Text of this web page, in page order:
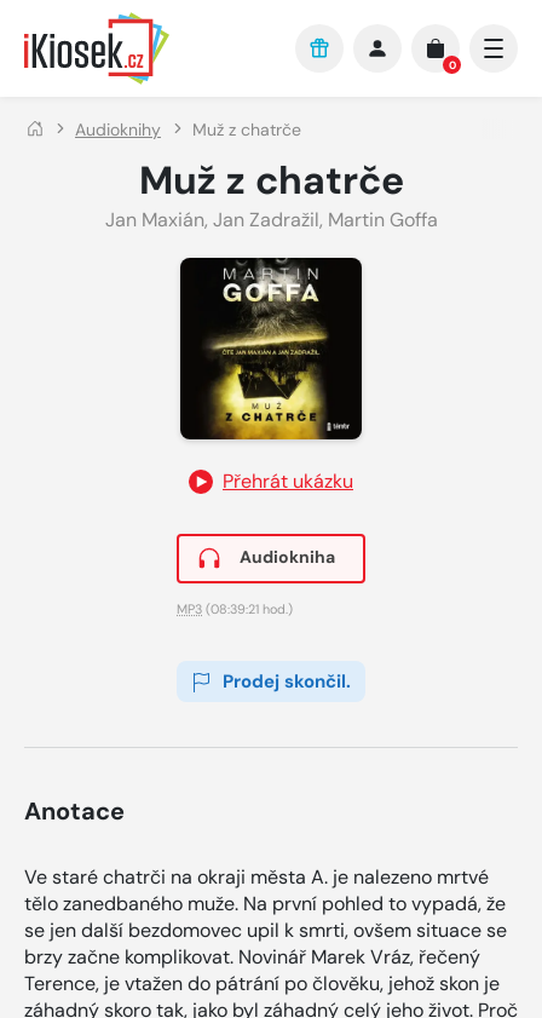
Přejít na hlavní obsah
0
Audioknihy Muž z chatrče
Muž z chatrče
Jan Maxián, Jan Zadražil, Martin Goffa
Přehrát ukázku
Audiokniha
MP3 (08:39:21 hod.)
Prodej skončil.
Anotace
Ve staré chatrči na okraji města A. je nalezeno mrtvé
tělo zanedbaného muže. Na první pohled to vypadá, že
se jen další bezdomovec upil k smrti, ovšem situace se
brzy začne komplikovat. Novinář Marek Vráz, řečený
Terence, je vtažen do pátrání po člověku, jehož skon je
záhadný skoro tak, jako byl záhadný celý jeho život. Proč